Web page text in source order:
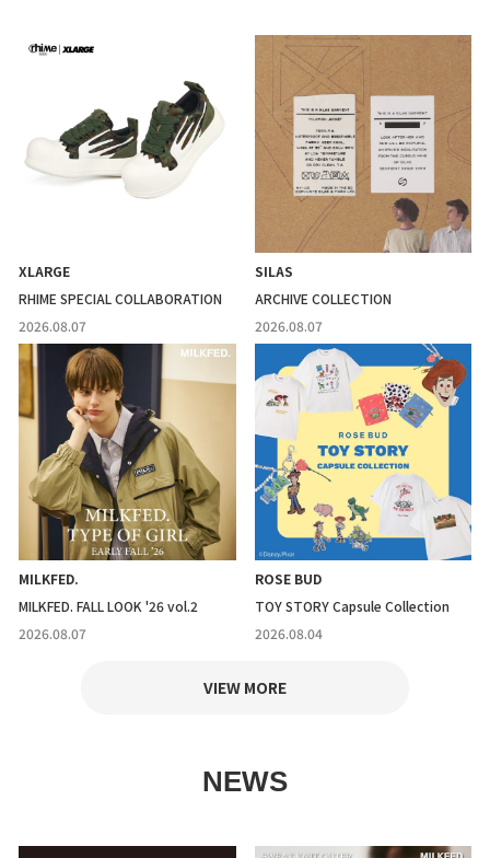
XLARGE
RHIME SPECIAL COLLABORATION
2026.08.07
SILAS
ARCHIVE COLLECTION
2026.08.07
MILKFED.
MILKFED. FALL LOOK '26 vol.2
2026.08.07
ROSE BUD
TOY STORY Capsule Collection
2026.08.04
VIEW MORE
NEWS